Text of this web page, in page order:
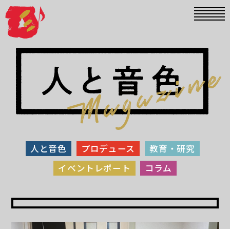
人と音色 プロデュース
教育・研究
イベントレポート
コラム